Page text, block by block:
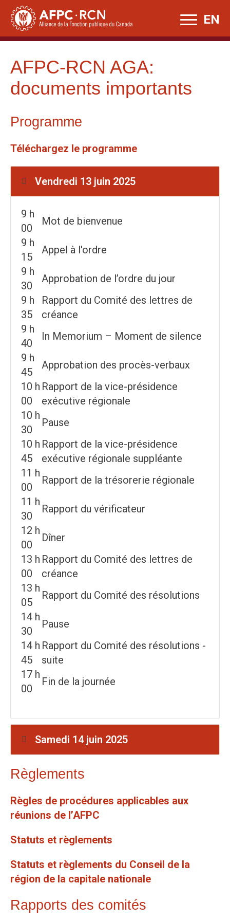
Skip
content
EN
AFPC-RCN AGA:
documents importants
Programme
Téléchargez le programme
Vendredi 13 juin 2025
9 h
00
Mot de bienvenue
9 h
15
Appel à l'ordre
9 h
30
Approbation de l’ordre du jour
9 h
35
Rapport du Comité des lettres de
créance
9 h
40
In Memorium – Moment de silence
9 h
45
Approbation des procès-verbaux
10 h
00
Rapport de la vice-présidence
exécutive régionale
10 h
30
Pause
10 h
45
Rapport de la vice-présidence
exécutive régionale suppléante
11 h
00
Rapport de la trésorerie régionale
11 h
30
Rapport du vérificateur
12 h
00
Dîner
13 h
00
Rapport du Comité des lettres de
créance
13 h
05
Rapport du Comité des résolutions
14 h
30
Pause
14 h
45
Rapport du Comité des résolutions -
suite
17 h
00
Fin de la journée
Samedi 14 juin 2025
Règlements
Règles de procédures applicables aux
réunions de l’AFPC
Statuts et règlements
Statuts et règlements du Conseil de la
région de la capitale nationale
Rapports des comités